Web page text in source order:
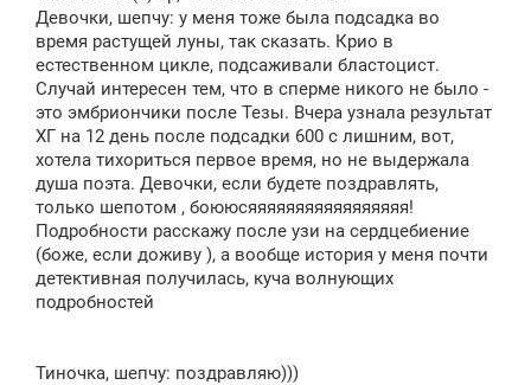
щ
н
и
Девочки, шепчу: у меня тоже была подсадка во
время растущей луны, так сказать. Крио в
естественном цикле, подсаживали бластоцист.
Случай интересен тем, что в сперме никого не было -
это эмбриончики после Тезы. Вчера узнала результат
ХГ на 12 день после подсадки 600 с лишним, вот,
хотела тихориться первое время, но не выдержала
душа поэта. Девочки, если будете поздравлять,
только шепотом , боююсяяяяяяяяяяяяяяяяя!
Подробности расскажу после узи на сердцебиение
(боже, если доживу ), а вообще история у меня почти
детективная получилась, куча волнующих
подробностей
Тиночка, шепчу: поздравляю)))